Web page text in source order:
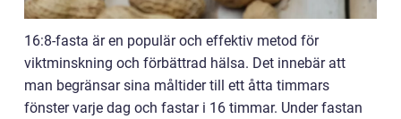
16:8-fasta är en populär och effektiv metod för
viktminskning och förbättrad hälsa. Det innebär att
man begränsar sina måltider till ett åtta timmars
fönster varje dag och fastar i 16 timmar. Under fastan